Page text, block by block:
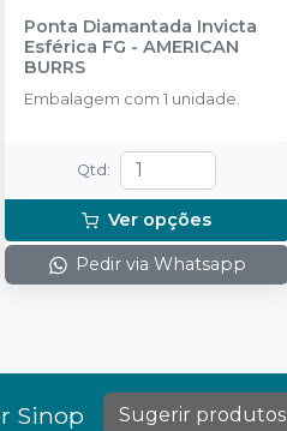
Ponta Diamantada Invicta
Esférica FG - AMERICAN
BURRS
Embalagem com 1 unidade.
Qtd :
Ver opções
Pedir via Whatsapp
Sinop Sugerir produtos